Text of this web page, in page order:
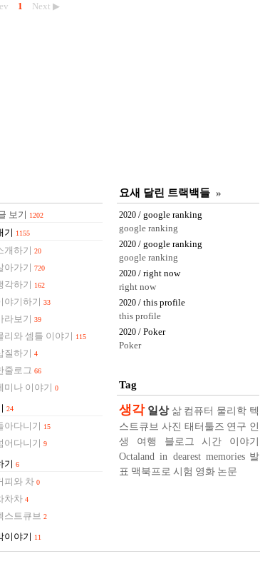
1 Next ▶
보기 1202
기 1155
개하기 20
아가기 720
각하기 162
야기하기 33
라보기 39
리와 셈틀 이야기 115
질하기 4
줄로그 66
미나 이야기 0
24
아다니기 15
어다니기 9
기 6
피와 차 0
차차 4
스트큐브 2
이야기 11
요새 달린 트랙백들 »
2020 / google ranking
google ranking
2020 / google ranking
google ranking
2020 / right now
right now
2020 / this profile
this profile
2020 / Poker
Poker
Tag
생각 일상 삶 컴퓨터 물리학 텍
스트큐브 사진 태터툴즈 연구 인
생
여행 블로그 시간
이야기
Octaland in dearest memories 발
표 맥북프로 시험 영화 논문